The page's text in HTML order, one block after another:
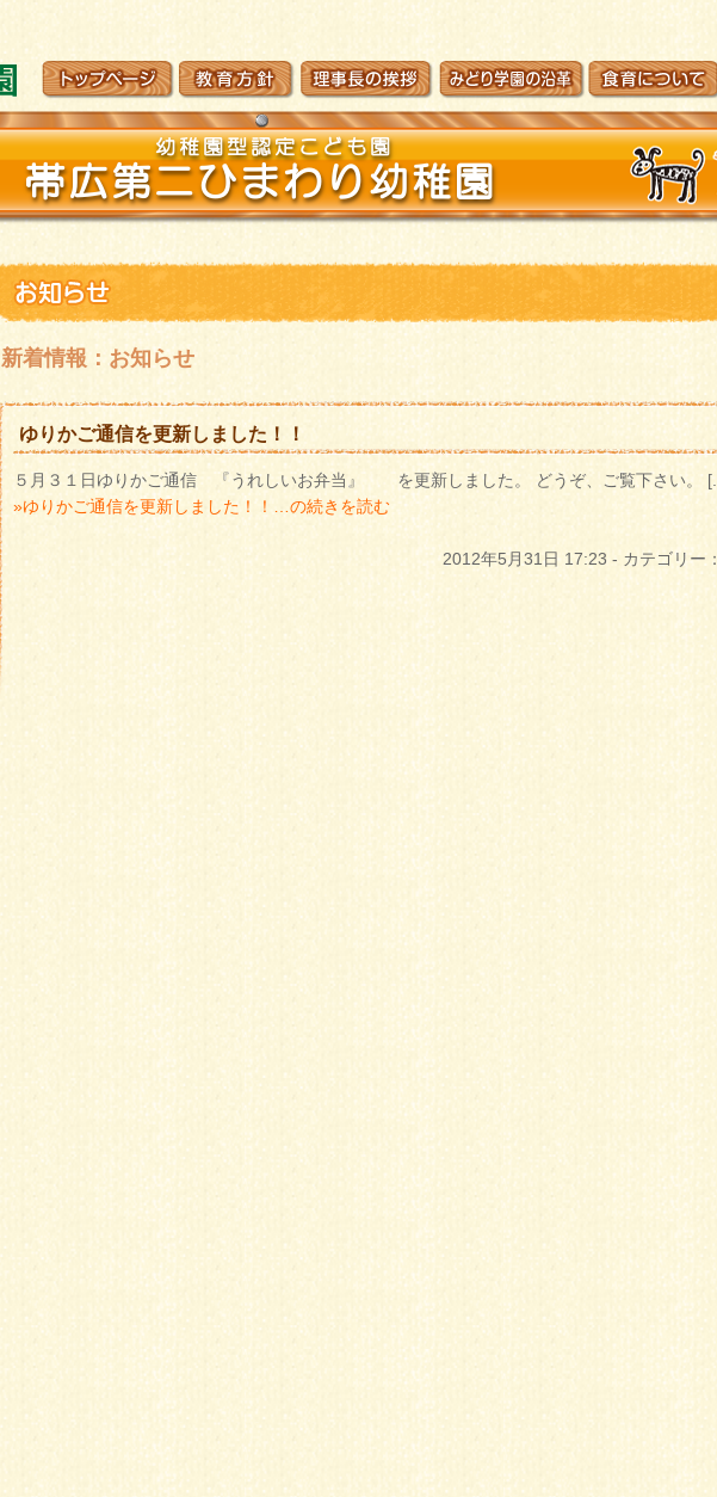
新着情報：お知らせ
ゆりかご通信を更新しました！！
５月３１日ゆりかご通信 『うれしいお弁当』 を更新しました。 どうぞ、ご覧下さい。
»ゆりかご通信を更新しました！！…の続きを読む
2012年5月31日 17:23 - カテゴリー